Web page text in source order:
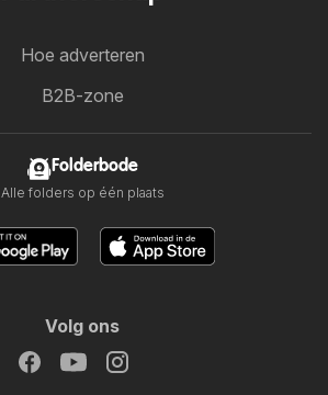
Hoe adverteren
B2B-zone
Folderbode
Alle folders op één plaats
Volg ons